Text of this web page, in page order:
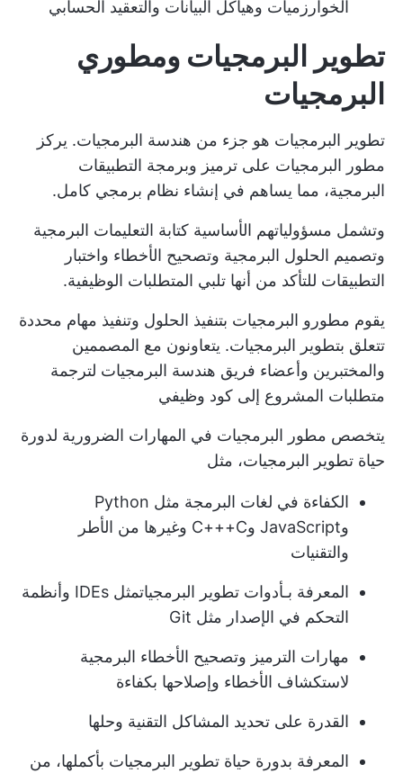
الخوارزميات وهياكل البيانات والتعقيد الحسابي
تطوير البرمجيات ومطوري
البرمجيات
تطوير البرمجيات هو جزء من هندسة البرمجيات. يركز
مطور البرمجيات على ترميز وبرمجة التطبيقات
البرمجية، مما يساهم في إنشاء نظام برمجي كامل.
وتشمل مسؤولياتهم الأساسية كتابة التعليمات البرمجية
وتصميم الحلول البرمجية وتصحيح الأخطاء واختبار
التطبيقات للتأكد من أنها تلبي المتطلبات الوظيفية.
يقوم مطورو البرمجيات بتنفيذ الحلول وتنفيذ مهام محددة
تتعلق بتطوير البرمجيات. يتعاونون مع المصممين
والمختبرين وأعضاء فريق هندسة البرمجيات لترجمة
متطلبات المشروع إلى كود وظيفي
يتخصص مطور البرمجيات في المهارات الضرورية لدورة
حياة تطوير البرمجيات، مثل
الكفاءة في لغات البرمجة مثل Python
وJavaScript وC+++C وغيرها من الأطر
والتقنيات
المعرفة بـأدوات تطوير البرمجيات
مثل IDEs وأنظمة
التحكم في الإصدار مثل Git
مهارات الترميز وتصحيح الأخطاء البرمجية
لاستكشاف الأخطاء وإصلاحها بكفاءة
القدرة على تحديد المشاكل التقنية وحلها
المعرفة بدورة حياة تطوير البرمجيات بأكملها، من